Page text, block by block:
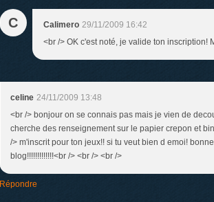
C Calimero 29/11/2009 16:42
<br /> OK c'est noté, je valide ton inscription!
celine 24/11/2009 13:48
<br /> bonjour on se connais pas mais je vien de
cherche des renseignement sur le papier crepon et
/> m'inscrit pour ton jeux!! si tu veut bien d emoi!
blog!!!!!!!!!!!!!<br /> <br /> <br />
Répondre